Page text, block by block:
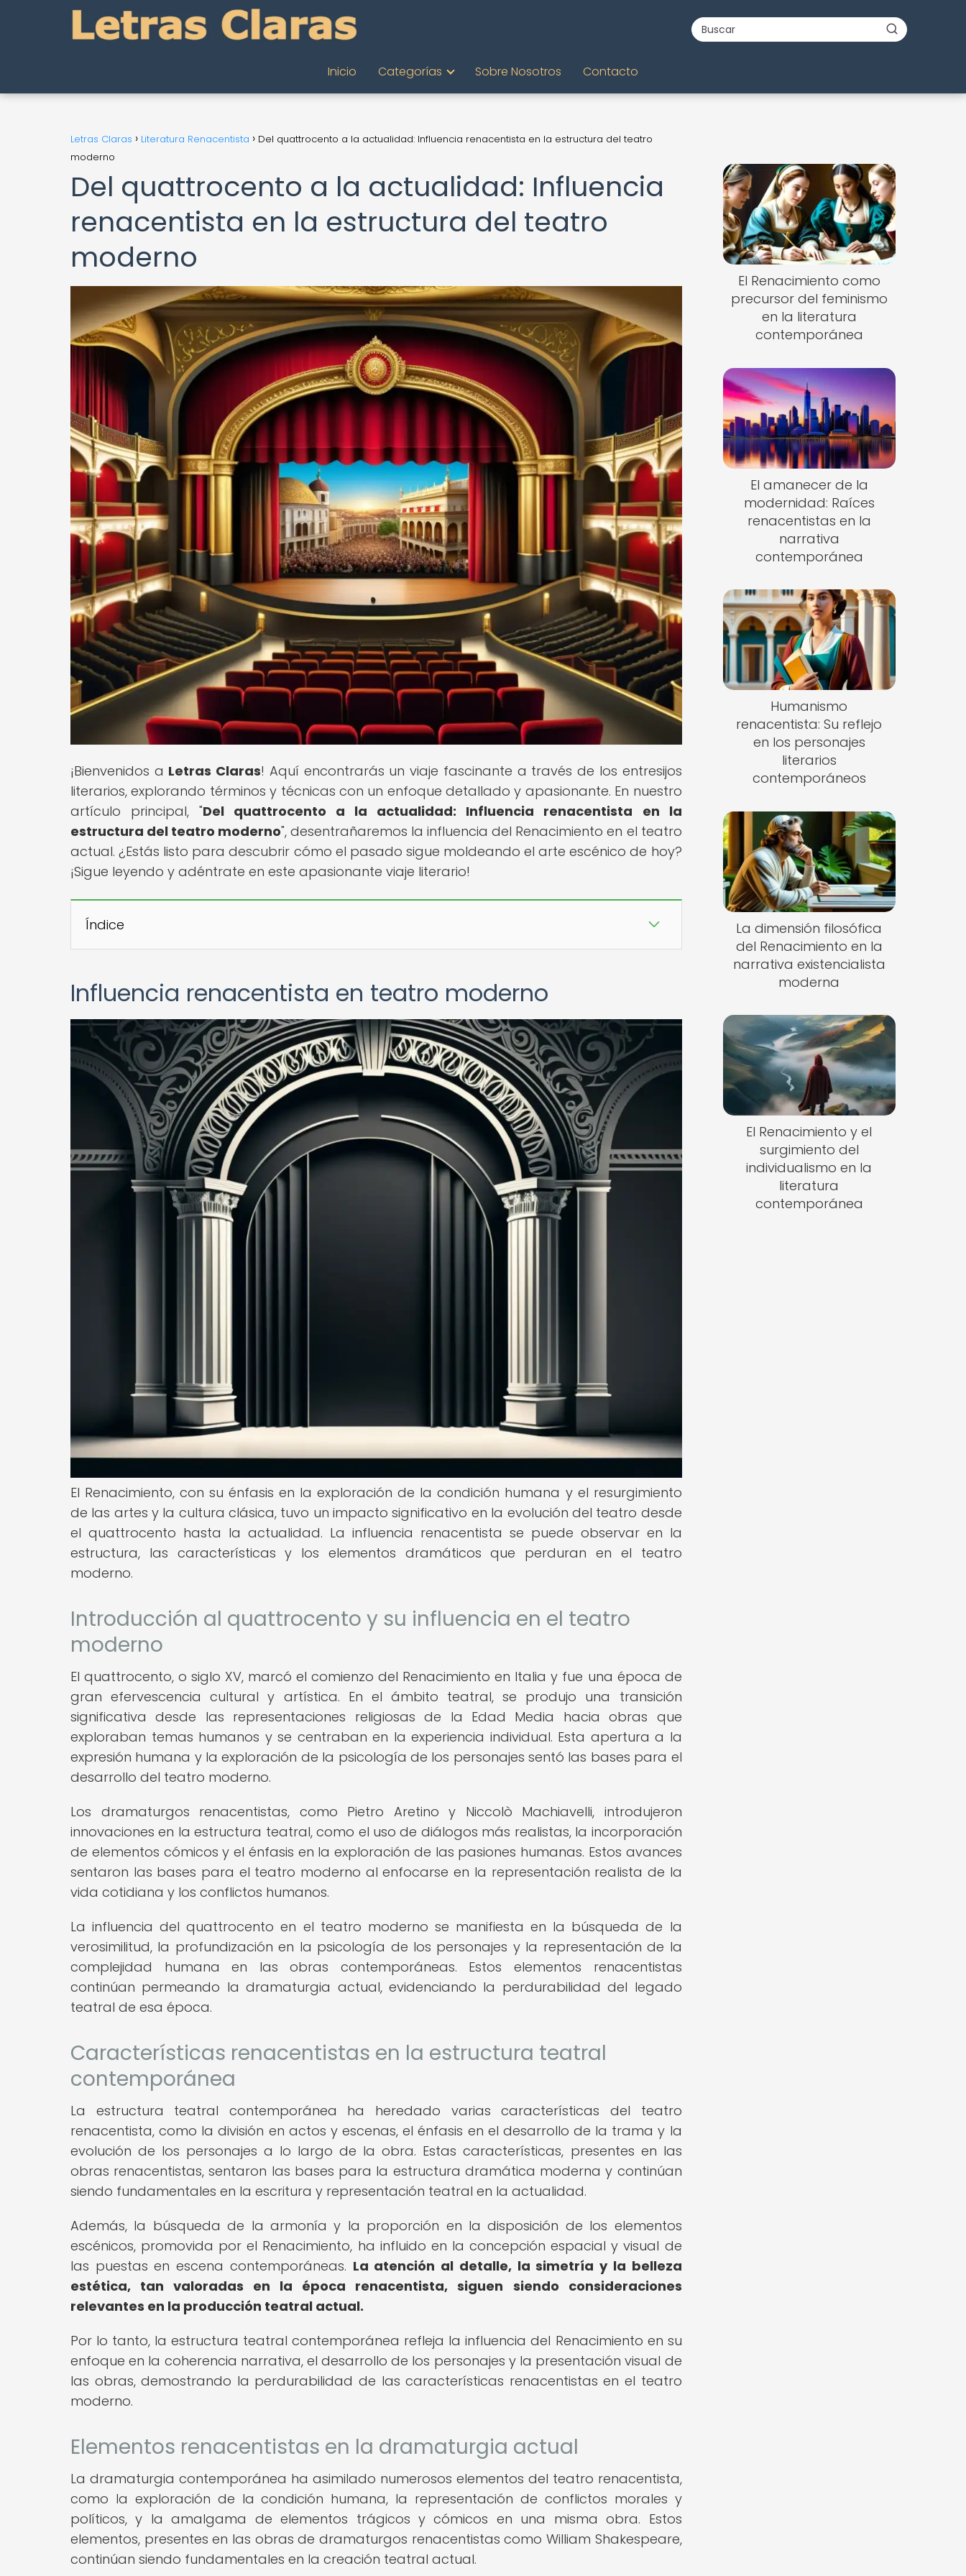
Inicio Categorías Sobre Nosotros Contacto
Letras Claras Literatura Renacentista
Del quattrocento a la actualidad: Influencia renacentista en la estructura del teatro
moderno
Del quattrocento a la actualidad: Influencia
renacentista en la estructura del teatro
moderno
¡Bienvenidos a Letras Claras! Aquí encontrarás un viaje fascinante a través de los entresijos
literarios, explorando términos y técnicas con un enfoque detallado y apasionante. En nuestro
artículo principal, "Del quattrocento a la actualidad: Influencia renacentista en la
estructura del teatro moderno", desentrañaremos la influencia del Renacimiento en el teatro
actual. ¿Estás listo para descubrir cómo el pasado sigue moldeando el arte escénico de hoy?
¡Sigue leyendo y adéntrate en este apasionante viaje literario!
Índice
Influencia renacentista en teatro moderno
El Renacimiento, con su énfasis en la exploración de la condición humana y el resurgimiento
de las artes y la cultura clásica, tuvo un impacto significativo en la evolución del teatro desde
el quattrocento hasta la actualidad. La influencia renacentista se puede observar en la
estructura, las características y los elementos dramáticos que perduran en el teatro
moderno.
Introducción al quattrocento y su influencia en el teatro
moderno
El quattrocento, o siglo XV, marcó el comienzo del Renacimiento en Italia y fue una época de
gran efervescencia cultural y artística. En el ámbito teatral, se produjo una transición
significativa desde las representaciones religiosas de la Edad Media hacia obras que
exploraban temas humanos y se centraban en la experiencia individual. Esta apertura a la
expresión humana y la exploración de la psicología de los personajes sentó las bases para el
desarrollo del teatro moderno.
Los dramaturgos renacentistas, como Pietro Aretino y Niccolò Machiavelli, introdujeron
innovaciones en la estructura teatral, como el uso de diálogos más realistas, la incorporación
de elementos cómicos y el énfasis en la exploración de las pasiones humanas. Estos avances
sentaron las bases para el teatro moderno al enfocarse en la representación realista de la
vida cotidiana y los conflictos humanos.
La influencia del quattrocento en el teatro moderno se manifiesta en la búsqueda de la
verosimilitud, la profundización en la psicología de los personajes y la representación de la
complejidad humana en las obras contemporáneas. Estos elementos renacentistas
continúan permeando la dramaturgia actual, evidenciando la perdurabilidad del legado
teatral de esa época.
Características renacentistas en la estructura teatral
contemporánea
La estructura teatral contemporánea ha heredado varias características del teatro
renacentista, como la división en actos y escenas, el énfasis en el desarrollo de la trama y la
evolución de los personajes a lo largo de la obra. Estas características, presentes en las
obras renacentistas, sentaron las bases para la estructura dramática moderna y continúan
siendo fundamentales en la escritura y representación teatral en la actualidad.
Además, la búsqueda de la armonía y la proporción en la disposición de los elementos
escénicos, promovida por el Renacimiento, ha influido en la concepción espacial y visual de
las puestas en escena contemporáneas. La atención al detalle, la simetría y la belleza
estética, tan valoradas en la época renacentista, siguen siendo consideraciones
relevantes en la producción teatral actual.
Por lo tanto, la estructura teatral contemporánea refleja la influencia del Renacimiento en su
enfoque en la coherencia narrativa, el desarrollo de los personajes y la presentación visual de
las obras, demostrando la perdurabilidad de las características renacentistas en el teatro
moderno.
Elementos renacentistas en la dramaturgia actual
La dramaturgia contemporánea ha asimilado numerosos elementos del teatro renacentista,
como la exploración de la condición humana, la representación de conflictos morales y
políticos, y la amalgama de elementos trágicos y cómicos en una misma obra. Estos
elementos, presentes en las obras de dramaturgos renacentistas como William Shakespeare,
continúan siendo fundamentales en la creación teatral actual.
El Renacimiento como
precursor del feminismo
en la literatura
contemporánea
El amanecer de la
modernidad: Raíces
renacentistas en la
narrativa
contemporánea
Humanismo
renacentista: Su reflejo
en los personajes
literarios
contemporáneos
La dimensión filosófica
del Renacimiento en la
narrativa existencialista
moderna
El Renacimiento y el
surgimiento del
individualismo en la
literatura
contemporánea